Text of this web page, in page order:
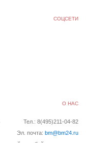
СОЦСЕТИ
О НАС
Тел.: 8(495)211-04-82
Эл. почта: bm@bm24.ru